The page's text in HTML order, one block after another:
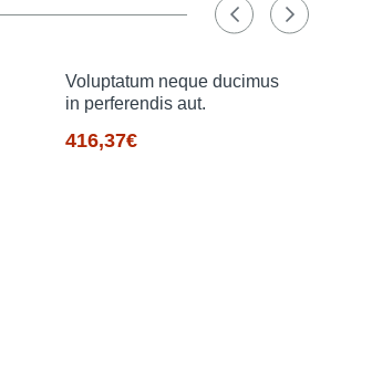
Voluptatum neque ducimus
in perferendis aut.
416,37€